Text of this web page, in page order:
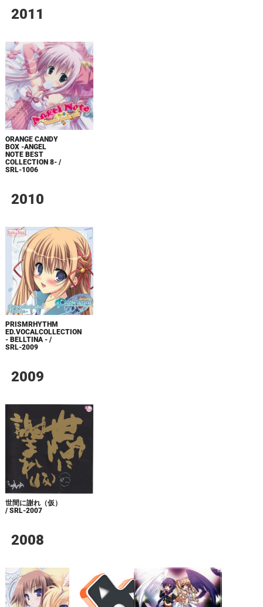
2011
ORANGE CANDY
BOX -ANGEL
NOTE BEST
COLLECTION 8- /
SRL-1006
2010
PRISMRHYTHM
ED.VOCALCOLLECTION
- BELLTINA - /
SRL-2009
2009
世間に謝れ（仮）
/ SRL-2007
2008